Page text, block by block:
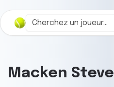
Macken Steve